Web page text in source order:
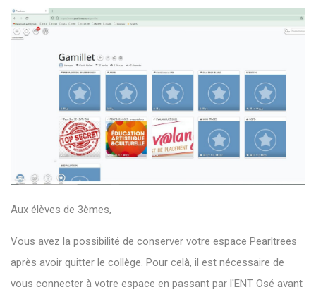
Aux élèves de 3èmes,
Vous avez la possibilité de conserver votre espace Pearltrees
après avoir quitter le collège. Pour celà, il est nécessaire de
vous connecter à votre espace en passant par l'ENT Osé avant